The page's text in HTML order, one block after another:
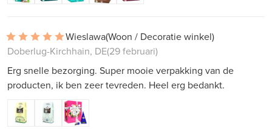
Wieslawa(Woon / Decoratie winkel)
Doberlug-Kirchhain, DE(29 februari)
Erg snelle bezorging. Super mooie verpakking van de
producten, ik ben zeer tevreden. Heel erg bedankt.